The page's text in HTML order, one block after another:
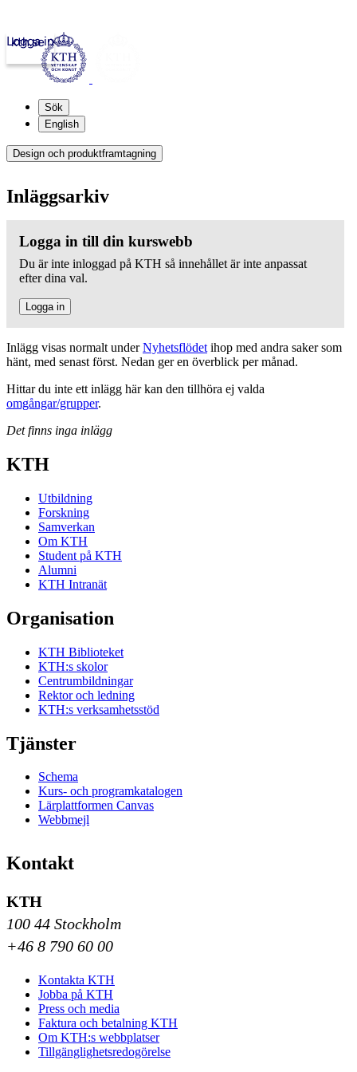
kth.se
Logga in
Sök
English
Design och produktframtagning
Inläggsarkiv
Logga in till din kurswebb
Du är inte inloggad på KTH så innehållet är inte anpassat
efter dina val.
Logga in
Inlägg visas normalt underNyhetsflödet ihop med andra saker som
hänt, med senast först. Nedan ger en överblick per månad.
Hittar du inte ett inlägg här kan den tillhöra ej valda
omgångar/grupper.
Det finns inga inlägg
KTH
Utbildning
Forskning
Samverkan
Om KTH
Student på KTH
Alumni
KTH Intranät
Organisation
KTH Biblioteket
KTH:s skolor
Centrumbildningar
Rektor och ledning
KTH:s verksamhetsstöd
Tjänster
Schema
Kurs- och programkatalogen
Lärplattformen Canvas
Webbmejl
Kontakt
KTH
100 44 Stockholm
+46 8 790 60 00
Kontakta KTH
Jobba på KTH
Press och media
Faktura och betalning KTH
Om KTH:s webbplatser
Tillgänglighetsredogörelse